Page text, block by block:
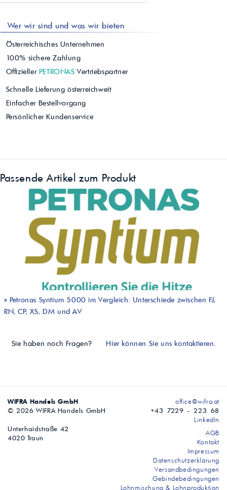
Wer wir sind und was wir bieten
Österreichisches Unternehmen
100% sichere Zahlung
Offizieller PETRONAS Vertriebspartner
Schnelle Lieferung österreichweit
Einfacher Bestellvorgang
Persönlicher Kundenservice
Passende Artikel zum Produkt
» Petronas Syntium 5000 im Vergleich: Unterschiede zwischen FJ,
RN, CP, XS, DM und AV
Sie haben noch Fragen? Hier können Sie uns kontaktieren.
WIFRA Handels GmbH
© 2026 WIFRA Handels GmbH
Unterhaidstraße 42
4020 Traun
office@wifra.at
+43 7229 - 223 68
LinkedIn
AGB
Kontakt
Impressum
Datenschutzerklärung
Versandbedingungen
Gebindebedingungen
Lohnmischung & Lohnproduktion